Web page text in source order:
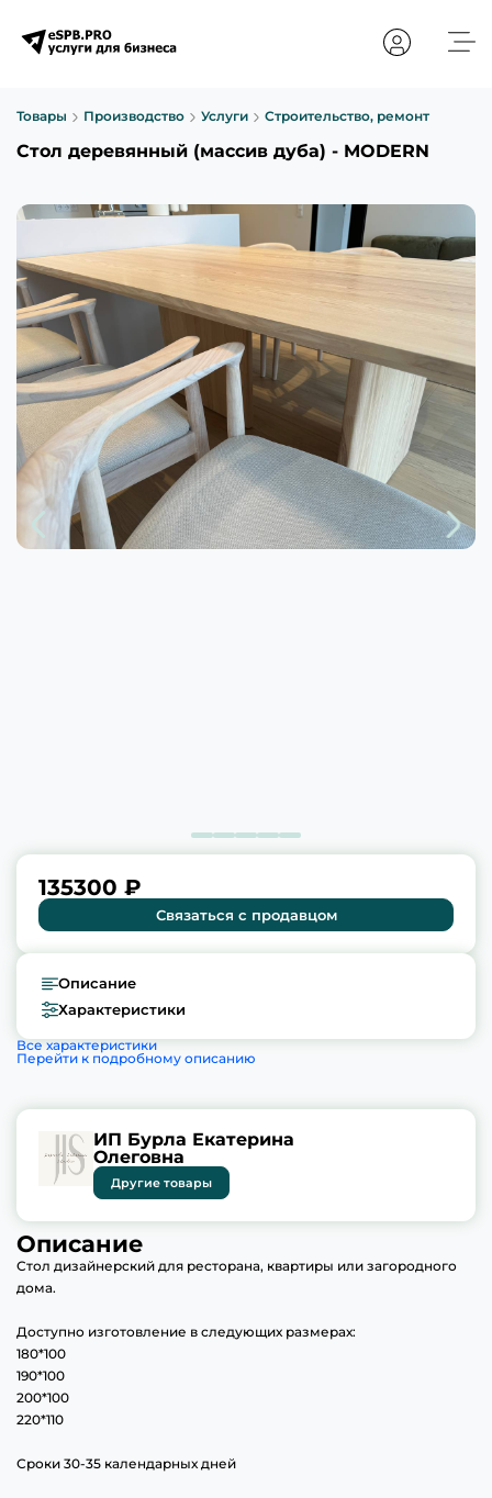
Товары Производство Услуги Строительство, ремонт
Стол деревянный (массив дуба) - MODERN
135300 ₽
Связаться с продавцом
Описание
Характеристики
Все характеристики
Перейти к подробному описанию
ИП Бурла Екатерина
Олеговна
Другие товары
Описание
Стол дизайнерский для ресторана, квартиры или загородного
дома.
Доступно изготовление в следующих размерах:
180*100
190*100
200*100
220*110
Сроки 30-35 календарных дней